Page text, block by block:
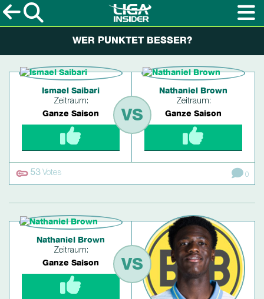
WER PUNKTET BESSER?
Ismael Saibari
Zeitraum:
Ganze Saison
VS
Nathaniel Brown
Zeitraum:
Ganze Saison
53Votes 0
Nathaniel Brown
Zeitraum:
Ganze Saison
VS